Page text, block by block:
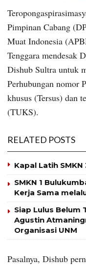
Pimpinan Cabang
Muat Indonesia
Tenggara mendesak
Dishub Sultra untuk
Perhubungan nomor
khusus (Tersus) dan
(TUKS).
RELATED POSTS
Kapal Latih
SMKN 1
Kerja Sama
Siap Lulus Belum
Agustin
Organisasi UNM
Pasalnya, Dishub